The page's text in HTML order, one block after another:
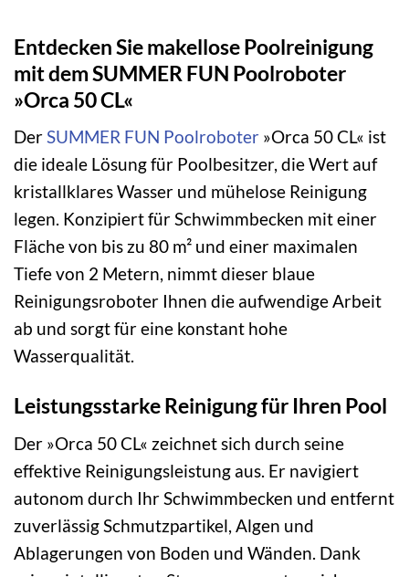
Entdecken Sie makellose Poolreinigung
mit dem SUMMER FUN Poolroboter
»Orca 50 CL«
DerSUMMER FUN Poolroboter »Orca 50 CL« ist
die ideale Lösung für Poolbesitzer, die Wert auf
kristallklares Wasser und mühelose Reinigung
legen. Konzipiert für Schwimmbecken mit einer
Fläche von bis zu 80 m² und einer maximalen
Tiefe von 2 Metern, nimmt dieser blaue
Reinigungsroboter Ihnen die aufwendige Arbeit
ab und sorgt für eine konstant hohe
Wasserqualität.
Leistungsstarke Reinigung für Ihren Pool
Der »Orca 50 CL« zeichnet sich durch seine
effektive Reinigungsleistung aus. Er navigiert
autonom durch Ihr Schwimmbecken und entfernt
zuverlässig Schmutzpartikel, Algen und
Ablagerungen von Boden und Wänden. Dank